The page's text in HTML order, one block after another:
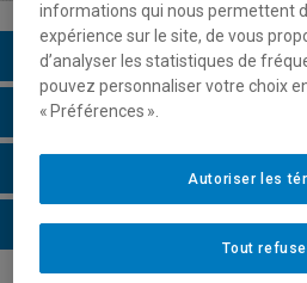
Description du cours
Horaire - Été 2026
Horaire - Automne 2026
Horaire - Hiver 2027
informations qui nous permettent
expérience sur le site, de vous
d’analyser les statistiques de
pouvez personnaliser votre choix
« Préférences ».
Tout
Autoriser les